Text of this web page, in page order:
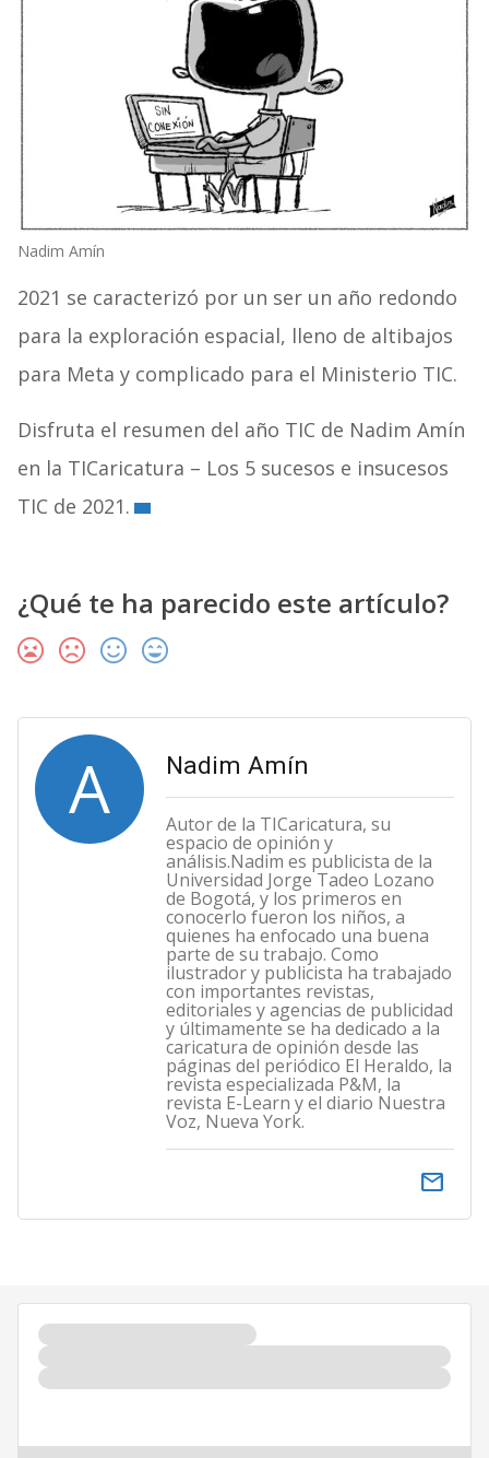
Nadim Amín
2021 se caracterizó por un ser un año redondo
para la exploración espacial, lleno de altibajos
para Meta y complicado para el Ministerio TIC.
Disfruta el resumen del año TIC de Nadim Amín
en la TICaricatura – Los 5 sucesos e insucesos
TIC de 2021.
¿Qué te ha parecido este artículo?
A Nadim Amín
Autor de la TICaricatura, su
espacio de opinión y
análisis.Nadim es publicista de la
Universidad Jorge Tadeo Lozano
de Bogotá, y los primeros en
conocerlo fueron los niños, a
quienes ha enfocado una buena
parte de su trabajo. Como
ilustrador y publicista ha trabajado
con importantes revistas,
editoriales y agencias de publicidad
y últimamente se ha dedicado a la
caricatura de opinión desde las
páginas del periódico El Heraldo, la
revista especializada P&M, la
revista E-Learn y el diario Nuestra
Voz, Nueva York.
email